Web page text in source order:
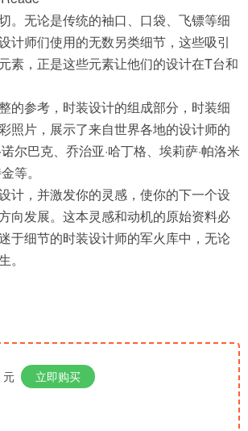
。无论是传统的袖口、口袋、飞镖等细
计师们使用的无数另类细节，这些吸引
素，正是这些元素让他们的设计在T台和
的参考，时装设计的组成部分，时装细
照片，展示了来自世界各地的设计师的
尔巴克、乔治亚·哈丁格、埃莉萨·帕洛米
等。
计，并激发你的灵感，使你的下一个设
向发展。这本灵感和动机的原始资料必
于细节的时装设计师的军火库中，无论
。
元 立即购买